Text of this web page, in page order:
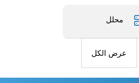
محلل
عرض الكل